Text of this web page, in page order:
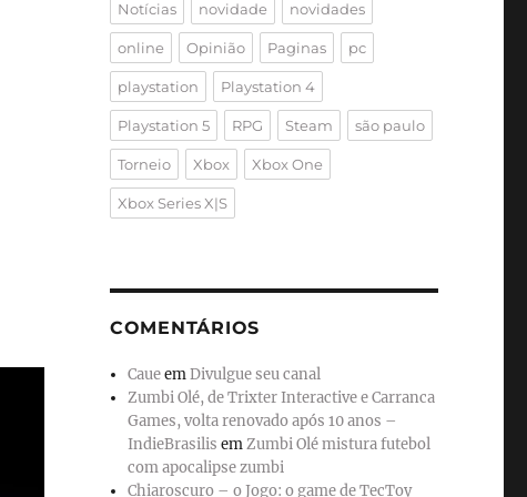
Notícias novidade novidades
online Opinião Paginas pc
playstation Playstation 4
Playstation 5 RPG Steam são paulo
Torneio Xbox Xbox One
Xbox Series X|S
COMENTÁRIOS
CaueemDivulgue seu canal
Zumbi Olé, de Trixter Interactive e Carranca
Games, volta renovado após 10 anos –
IndieBrasilis emZumbi Olé mistura futebol
com apocalipse zumbi
Chiaroscuro – o Jogo: o game de TecToy